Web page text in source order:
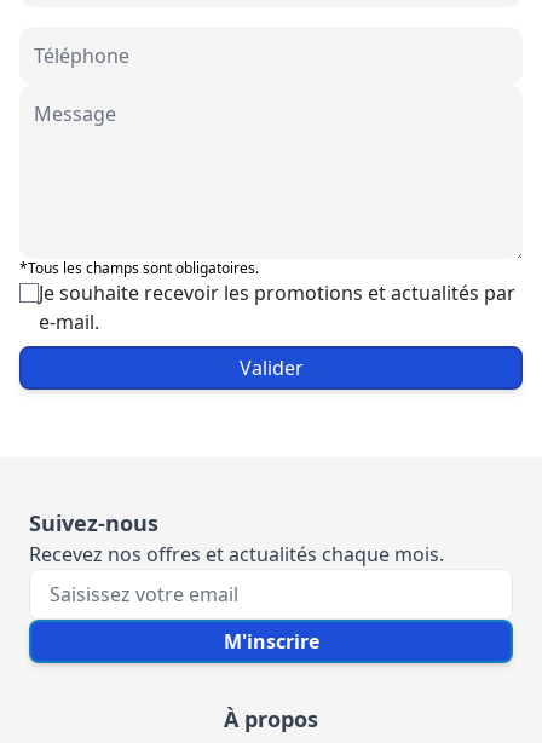
*Tous les champs sont obligatoires.
Je souhaite recevoir les promotions et actualités par
e-mail.
Valider
Suivez-nous
Recevez nos offres et actualités chaque mois.
Votre e-mail M'inscrire
À propos